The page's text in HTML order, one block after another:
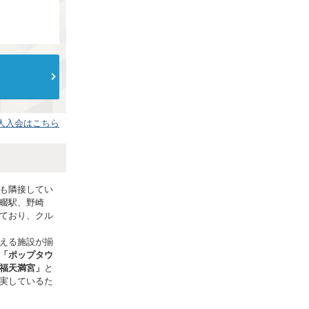
入会はこちら
隣接してい
駅、野崎
おり、クル
る施設が揃
「ポップタウ
天満宮」 と
しているた